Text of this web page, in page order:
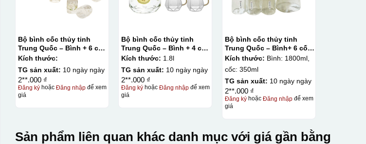
Bộ bình cốc thủy tinh
Trung Quốc – Bình + 6 cốc
họa tiết hoa
Kích thước:
TG sản xuất: 10 ngày ngày
2**.000 ₫
Đăng kýhoặc Đăng nhậpđể xem
giá
Bộ bình cốc thủy tinh
Trung Quốc – Bình + 4 cốc
quai vàng Deli
Kích thước: 1.8l
TG sản xuất: 10 ngày ngày
2**.000 ₫
Đăng ký hoặcĐăng nhập để xem
giá
Bộ bình cốc thủy tinh
Trung Quốc – Bình+ 6 cốc
không quai Deli
Kích thước: Bình: 1800ml,
cốc: 350ml
TG sản xuất: 10 ngày ngày
2**.000 ₫
Đăng kýhoặc Đăng nhậpđể xem
giá
Sản phẩm liên quan khác danh mục với giá gần bằng